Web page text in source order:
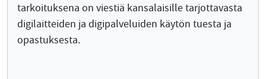
tarkoituksena on viestiä kansalaisille tarjottavasta
digilaitteiden ja digipalveluiden käytön tuesta ja
opastuksesta.